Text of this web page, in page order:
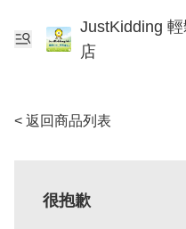
JustKidding
店
< 返回商品列表
很抱歉